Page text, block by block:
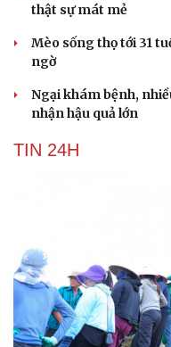
Văn hóa
Sân khấu - Điện ảnh
Văn học
Âm nhạc
thật sự mát mẻ
Mèo sống thọ tới 31
ngờ
Ngại khám bệnh,
nhận hậu quả lớn
TIN 24H